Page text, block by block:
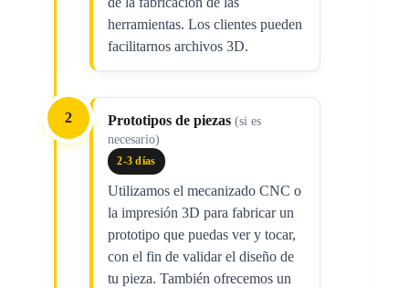
herramientas. Los clientes pueden
facilitarnos archivos 3D.
2 Prototipos de piezas (si es
necesario)
2-3 días
Utilizamos el mecanizado CNC o
la impresión 3D para fabricar un
prototipo que puedas ver y tocar,
con el fin de validar el diseño de
tu pieza. También ofrecemos un